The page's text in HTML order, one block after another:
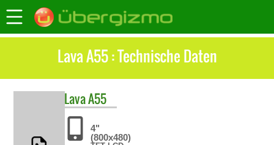
Lava A55 : Technische Daten
LavaA55
4"
(800x480)